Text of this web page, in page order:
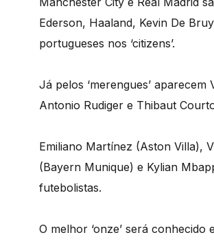
Ederson, Haaland, Kevin De
portugueses nos ‘citizens’.
Já pelos ‘merengues’
Antonio Rudiger e Thibaut
Emiliano Martínez (Aston Villa),
(Bayern Munique) e Kylian
futebolistas.
O melhor ‘onze’ será conhecido